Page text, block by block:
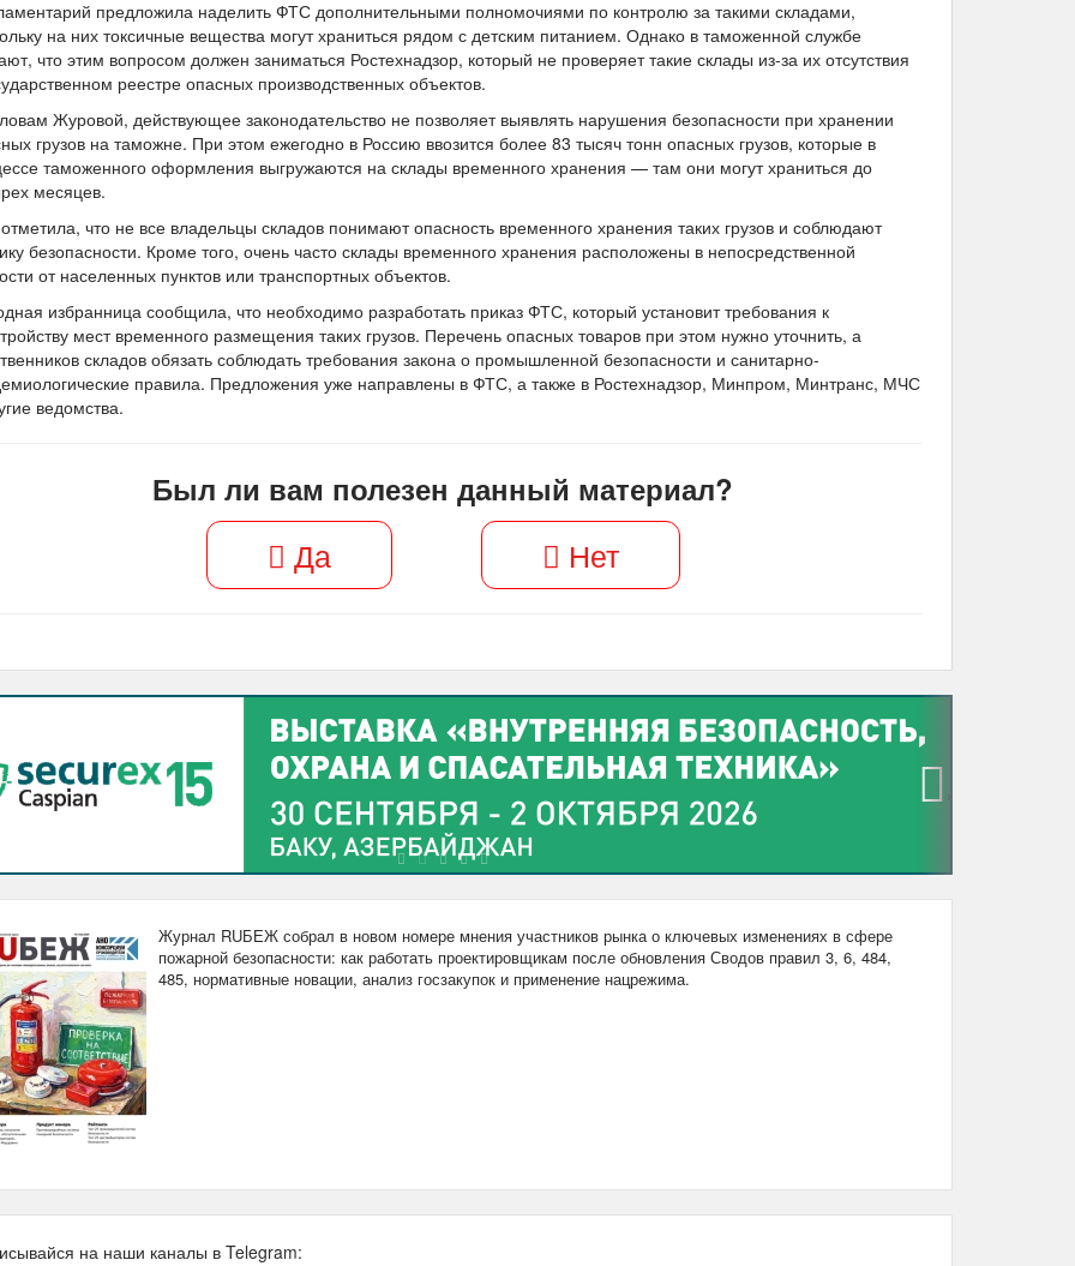
предложила наделить ФТС дополнительными полномочиями по контролю за такими складами,
на них токсичные вещества могут храниться рядом с детским питанием. Однако в таможенной службе
что этим вопросом должен заниматься Ростехнадзор, который не проверяет такие склады из-за их отсутствия
реестре опасных производственных объектов.
Журовой, действующее законодательство не позволяет выявлять нарушения безопасности при хранении
грузов на таможне. При этом ежегодно в Россию ввозится более 83 тысяч тонн опасных грузов, которые в
таможенного оформления выгружаются на склады временного хранения — там они могут храниться до
месяцев.
что не все владельцы складов понимают опасность временного хранения таких грузов и соблюдают
безопасности. Кроме того, очень часто склады временного хранения расположены в непосредственной
от населенных пунктов или транспортных объектов.
избранница сообщила, что необходимо разработать приказ ФТС, который установит требования к
мест временного размещения таких грузов. Перечень опасных товаров при этом нужно уточнить, а
складов обязать соблюдать требования закона о промышленной безопасности и санитарно-
правила. Предложения уже направлены в ФТС, а также в Ростехнадзор, Минпром, Минтранс, МЧС
ведомства.
Был ли вам полезен данный материал?
Да Нет
›
Журнал RUБЕЖ собрал в новом номере мнения участников рынка о ключевых изменениях в сфере
пожарной безопасности: как работать проектировщикам после обновления Сводов правил 3, 6, 484,
485, нормативные новации, анализ госзакупок и применение нацрежима.
на наши каналы в Telegram: